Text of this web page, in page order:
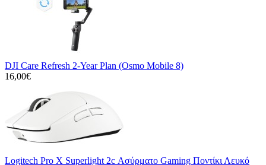
DJI Care Refresh 2-Year Plan (Osmo Mobile 8)
16,00€
Logitech Pro X Superlight 2c Ασύρματο Gaming Ποντίκι Λευκό